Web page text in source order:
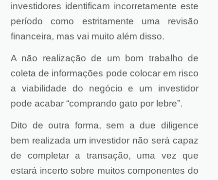
investidores identificam incorretamente este
período como estritamente uma revisão
financeira, mas vai muito além disso.
A não realização de um bom trabalho de
coleta de informações pode colocar em risco
a viabilidade do negócio e um investidor
pode acabar “comprando gato por lebre”.
Dito de outra forma, sem a due diligence
bem realizada um investidor não será capaz
de completar a transação, uma vez que
estará incerto sobre muitos componentes do